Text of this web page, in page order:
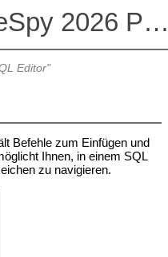
Altova DatabaseSpy 2026
Editor"
Befehle zum Einfügen und
Ihnen, in einem SQL
zu navigieren.